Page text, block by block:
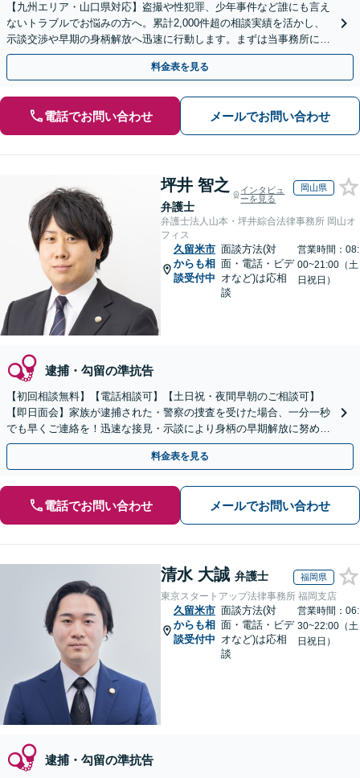
【九州エリア・山口県対応】盗撮や性犯罪、少年事件など誰にも言え
ないトラブルでお悩みの方へ。累計2,000件超の相談実績を活かし、
示談交渉や早期の身柄解放へ迅速に行動します。まずは当事務所にご
相談ください。【初回相談30分無料】
料金表を見る
電話でお問い合わせ メールでお問い合わせ
坪井 智之
弁護士
インタビュ
ーを見る
岡山県
弁護士法人山本・坪井綜合法律事務所 岡山オ
フィス
久留米市
からも相
談受付中
面談方法(対
面・電話・ビデ
オなど)は応相
談
営業時間：08:
00~21:00（土
日祝日）
逮捕・勾留の準抗告
【初回相談無料】【電話相談可】【土日祝・夜間早朝のご相談可】
【即日面会】家族が逮捕された・警察の捜査を受けた場合、一分一秒
でも早くご連絡を！迅速な接見・示談により身柄の早期解放に努めま
す。精神面のケアも重視し、少年事件にも力を入れています。
料金表を見る
電話でお問い合わせ メールでお問い合わせ
清水 大誠 弁護士 福岡県
東京スタートアップ法律事務所 福岡支店
久留米市
からも相
談受付中
面談方法(対
面・電話・ビデ
オなど)は応相
談
営業時間：06:
30~22:00（土
日祝日）
逮捕・勾留の準抗告